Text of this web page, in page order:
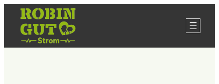
Zum
Inhalt
springen